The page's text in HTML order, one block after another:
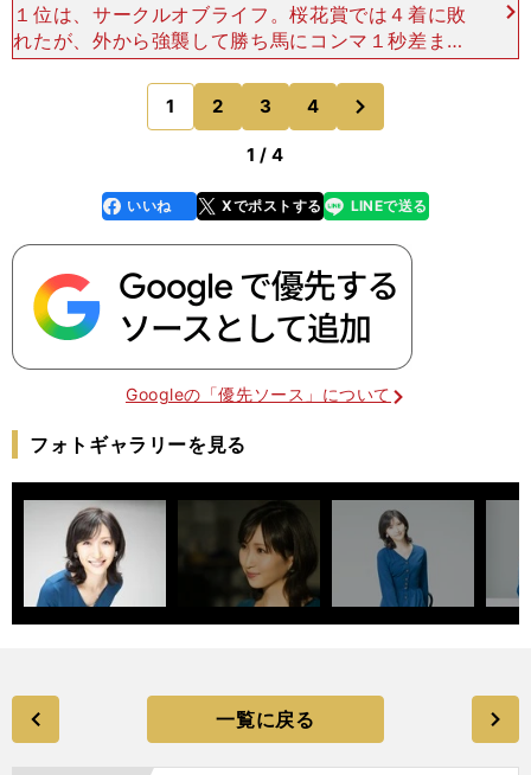
１位は、サークルオブライフ。桜花賞では４着に敗
れたが、外から強襲して勝ち馬にコンマ１秒差まで
迫った。その走りがオークスでの巻き返しへ、大き
な期待を抱かせる。市丸博司氏（パソコン競馬ライ
ター）「桜花
1 2 3 4
のページへ
1 / 4
faceboo
k
いいね Xでポストする
line LINEで送る
Googleの「優先ソース」について
フォトギャラリーを見る
一覧に戻る